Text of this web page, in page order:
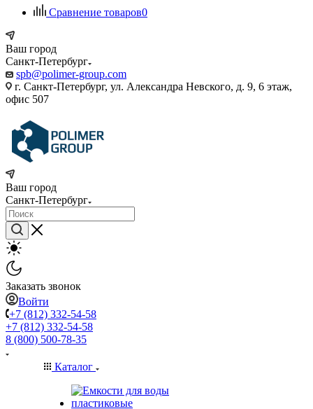
Сравнение товаров0
Ваш город
Санкт-Петербург
spb@polimer-group.com
г. Санкт-Петербург, ул. Александра Невского, д. 9, 6 этаж,
офис 507
Ваш город
Санкт-Петербург
Заказать звонок
Войти
+7 (812) 332-54-58
+7 (812) 332-54-58
8 (800) 500-78-35
Каталог